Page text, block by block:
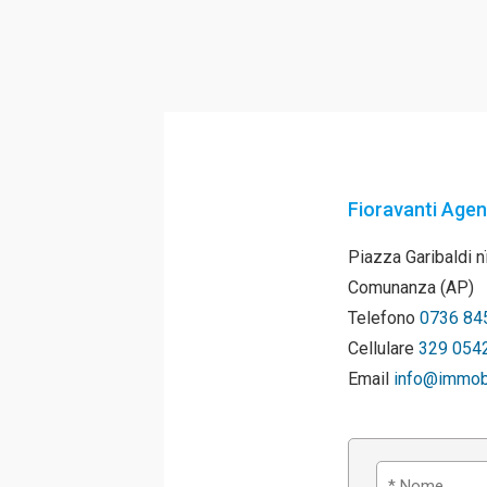
Fioravanti
Piazza Garibaldi
Comunanza (AP)
Telefono0736
Cellulare329
Email